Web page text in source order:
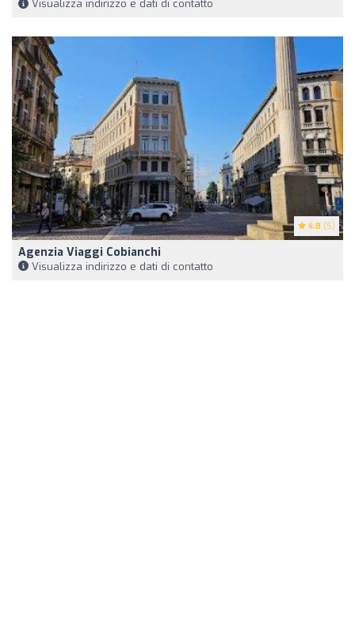
Visualizza indirizzo e dati di contatto
4.8 (5)
Agenzia Viaggi Cobianchi
Visualizza indirizzo e dati di contatto